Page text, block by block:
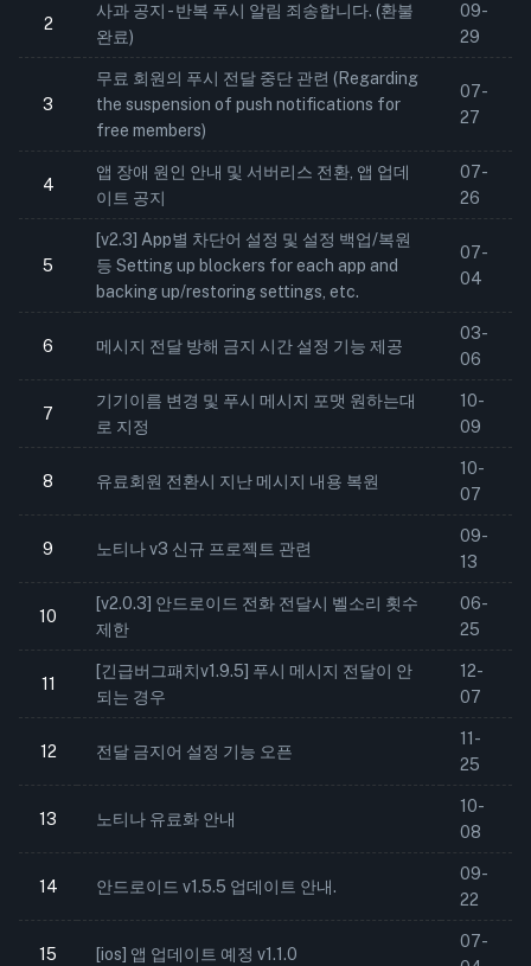
2
사과 공지 - 반복 푸시 알림 죄송합니다. (환불
완료)
09-
29
3
무료 회원의 푸시 전달 중단 관련 (Regarding
the suspension of push notifications for
free members)
07-
27
4
앱 장애 원인 안내 및 서버리스 전환, 앱 업데
이트 공지
07-
26
5
[v2.3] App별 차단어 설정 및 설정 백업/복원
등 Setting up blockers for each app and
backing up/restoring settings, etc.
07-
04
6 메시지 전달 방해 금지 시간 설정 기능 제공
03-
06
7
기기이름 변경 및 푸시 메시지 포맷 원하는대
로 지정
10-
09
8 유료회원 전환시 지난 메시지 내용 복원
10-
07
9 노티나 v3 신규 프로젝트 관련
09-
13
10
[v2.0.3] 안드로이드 전화 전달시 벨소리 횟수
제한
06-
25
11
[긴급버그패치v1.9.5] 푸시 메시지 전달이 안
되는 경우
12-
07
12 전달 금지어 설정 기능 오픈
11-
25
13 노티나 유료화 안내
10-
08
14 안드로이드 v1.5.5 업데이트 안내.
09-
22
15 [ios] 앱 업데이트 예정 v1.1.0
07-